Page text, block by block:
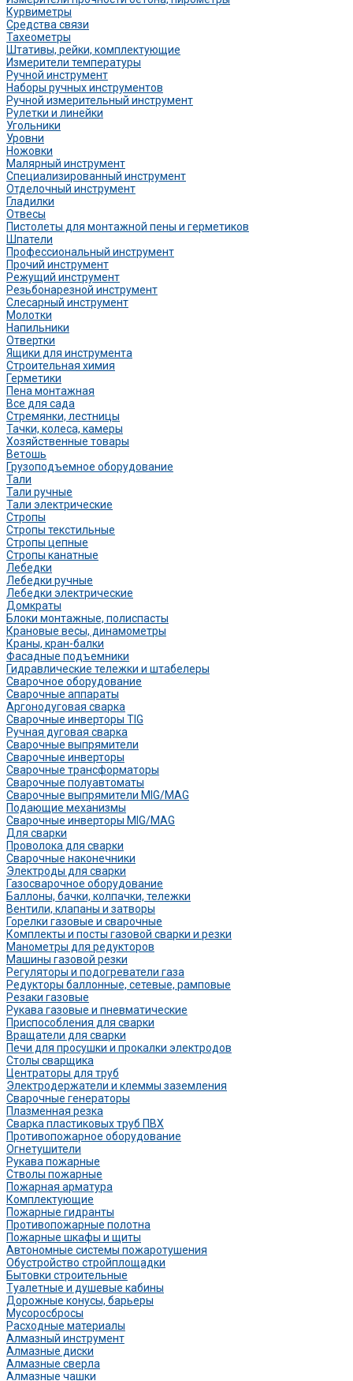
Курвиметры
Средства связи
Тахеометры
Штативы, рейки, комплектующие
Измерители температуры
Ручной инструмент
Наборы ручных инструментов
Ручной измерительный инструмент
Рулетки и линейки
Угольники
Уровни
Ножовки
Малярный инструмент
Специализированный инструмент
Отделочный инструмент
Гладилки
Отвесы
Пистолеты для монтажной пены и герметиков
Шпатели
Профессиональный инструмент
Прочий инструмент
Режущий инструмент
Резьбонарезной инструмент
Слесарный инструмент
Молотки
Напильники
Отвертки
Ящики для инструмента
Строительная химия
Герметики
Пена монтажная
Все для сада
Стремянки, лестницы
Тачки, колеса, камеры
Хозяйственные товары
Ветошь
Грузоподъемное оборудование
Тали
Тали ручные
Тали электрические
Стропы
Стропы текстильные
Стропы цепные
Стропы канатные
Лебедки
Лебедки ручные
Лебедки электрические
Домкраты
Блоки монтажные, полиспасты
Крановые весы, динамометры
Краны, кран-балки
Фасадные подъемники
Гидравлические тележки и штабелеры
Сварочное оборудование
Сварочные аппараты
Аргонодуговая сварка
Сварочные инверторы TIG
Ручная дуговая сварка
Сварочные выпрямители
Сварочные инверторы
Сварочные трансформаторы
Сварочные полуавтоматы
Сварочные выпрямители MIG/MAG
Подающие механизмы
Сварочные инверторы MIG/MAG
Для сварки
Проволока для сварки
Сварочные наконечники
Электроды для сварки
Газосварочное оборудование
Баллоны, бачки, колпачки, тележки
Вентили, клапаны и затворы
Горелки газовые и сварочные
Комплекты и посты газовой сварки и резки
Манометры для редукторов
Машины газовой резки
Регуляторы и подогреватели газа
Редукторы баллонные, сетевые, рамповые
Резаки газовые
Рукава газовые и пневматические
Приспособления для сварки
Вращатели для сварки
Печи для просушки и прокалки электродов
Столы сварщика
Центраторы для труб
Электродержатели и клеммы заземления
Сварочные генераторы
Плазменная резка
Сварка пластиковых труб ПВХ
Противопожарное оборудование
Огнетушители
Рукава пожарные
Стволы пожарные
Пожарная арматура
Комплектующие
Пожарные гидранты
Противопожарные полотна
Пожарные шкафы и щиты
Автономные системы пожаротушения
Обустройство стройплощадки
Бытовки строительные
Туалетные и душевые кабины
Дорожные конусы, барьеры
Мусоросбросы
Расходные материалы
Алмазный инструмент
Алмазные диски
Алмазные сверла
Алмазные чашки